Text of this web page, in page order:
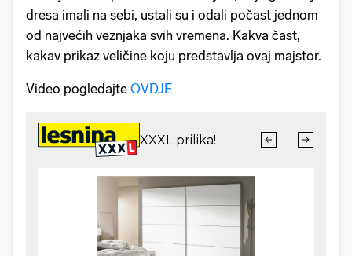
dresa imali na sebi, ustali su i odali počast jednom
od najvećih veznjaka svih vremena. Kakva čast,
kakav prikaz veličine koju predstavlja ovaj majstor.
Video pogledajte OVDJE